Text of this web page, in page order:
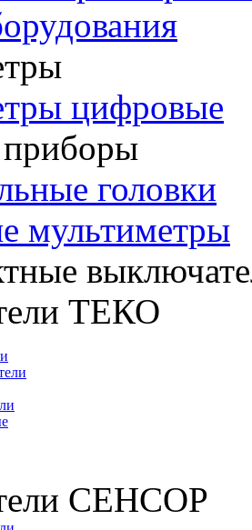
цифровые
головки
мультиметры
ТЕКО
СЕНСОР